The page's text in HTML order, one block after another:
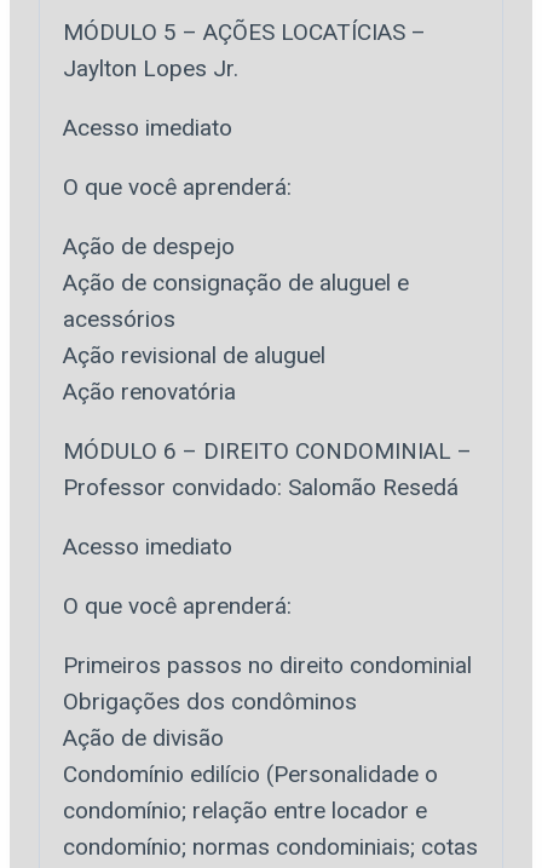
MÓDULO 5 – AÇÕES LOCATÍCIAS –
Jaylton Lopes Jr.
Acesso imediato
O que você aprenderá:
Ação de despejo
Ação de consignação de aluguel e
acessórios
Ação revisional de aluguel
Ação renovatória
MÓDULO 6 – DIREITO CONDOMINIAL –
Professor convidado: Salomão Resedá
Acesso imediato
O que você aprenderá:
Primeiros passos no direito condominial
Obrigações dos condôminos
Ação de divisão
Condomínio edilício (Personalidade o
condomínio; relação entre locador e
condomínio; normas condominiais; cotas